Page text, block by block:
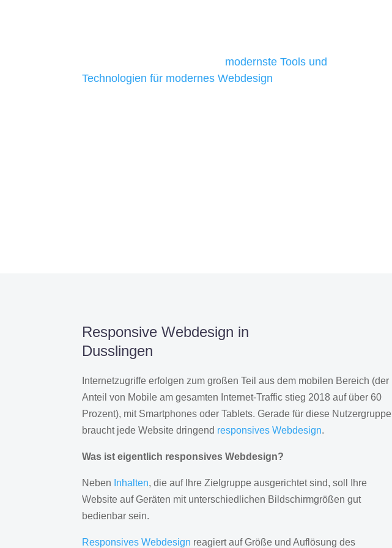
modernste Tools und
Technologien für modernes Webdesign
Responsive Webdesign in
Dusslingen
Internetzugriffe erfolgen zum großen Teil aus dem mobilen Bereich (der
Anteil von Mobile am gesamten Internet-Traffic stieg 2018 auf über 60
Prozent), mit Smartphones oder Tablets. Gerade für diese Nutzergruppe
braucht jede Website dringend responsives Webdesign.
Was ist eigentlich responsives Webdesign?
Neben Inhalten, die auf Ihre Zielgruppe ausgerichtet sind, soll Ihre
Website auf Geräten mit unterschiedlichen Bildschirmgrößen gut
bedienbar sein.
Responsives Webdesign reagiert auf Größe und Auflösung des